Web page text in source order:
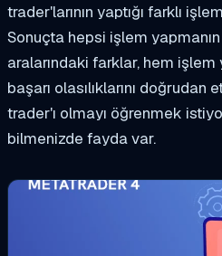
trader'larının yaptığı farklı
Sonuçta hepsi işlem
aralarındaki farklar, hem
başarı olasılıklarını doğrudan
trader'ı olmayı öğrenmek
bilmenizde fayda var.